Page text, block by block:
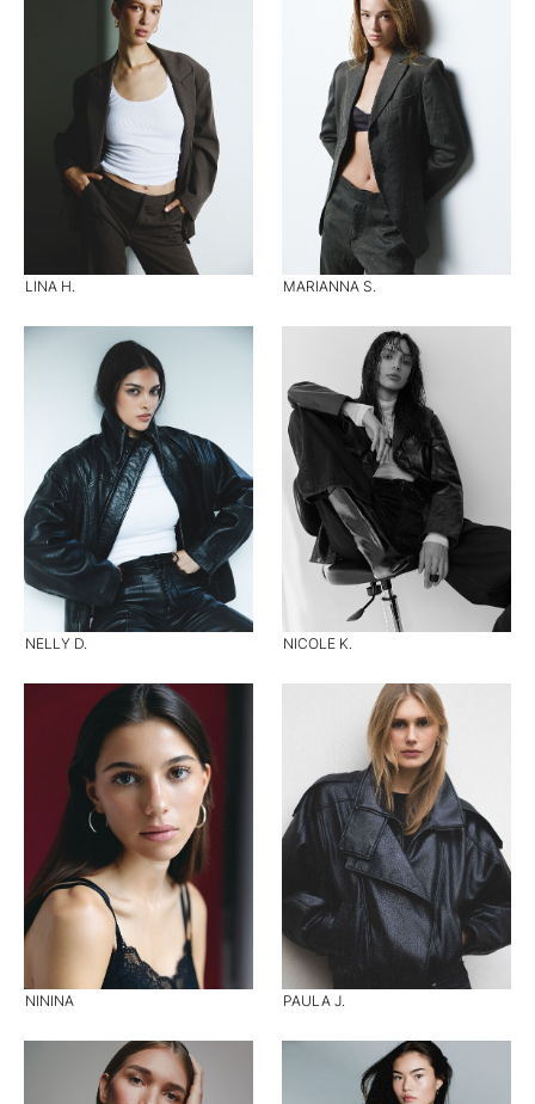
LINA H. MARIANNA S.
NELLY D. NICOLE K.
NININA PAULA J.